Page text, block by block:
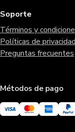
Soporte
Términos y
Políticas de privacidad
Preguntas frecuentes
Métodos de pago